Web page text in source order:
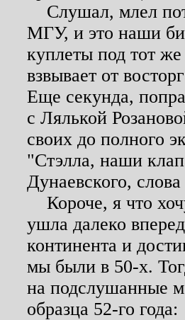
Слушал, млел
МГУ, и это наши
куплеты под тот
взвывает от
Еще секунда,
с Лялькой
своих до полного
"Стэлла, наши
Дунаевского,
Короче, я что
ушла далеко
континента и
мы были в 50-х.
на подслушанные
образца 52-го года: